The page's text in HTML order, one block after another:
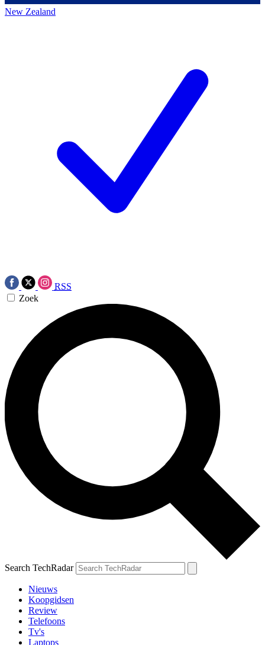
New Zealand
RSS
Zoek
Search TechRadar
Nieuws
Koopgidsen
Review
Telefoons
Tv's
Laptops